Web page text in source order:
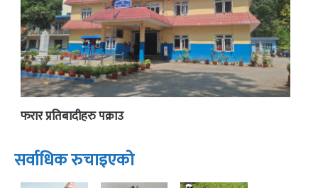
फरार प्रतिबादीहरु पक्राउ
सर्वाधिक रुचाइएको